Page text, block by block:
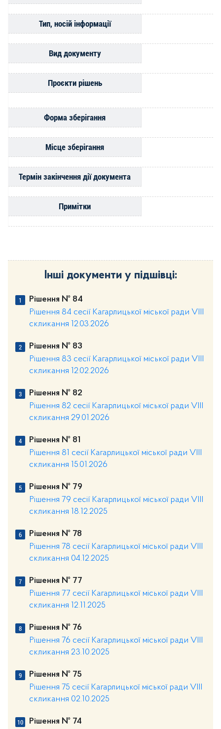
Тип, носій інформації
Вид документу
Проєкти рішень
Форма зберігання
Місце зберігання
Термін закінчення дії документа
Примітки
Інші документи у підшівці:
Рішення № 84
Рішення 84 сесії Кагарлицької міської ради VIII
скликання 12.03.2026
Рішення № 83
Рішення 83 сесії Кагарлицької міської ради VIII
скликання 12.02.2026
Рішення № 82
Рішення 82 сесії Кагарлицької міської ради VIII
скликання 29.01.2026
Рішення № 81
Рішення 81 сесії Кагарлицької міської ради VIII
скликання 15.01.2026
Рішення № 79
Рішення 79 сесії Кагарлицької міської ради VIII
скликання 18.12.2025
Рішення № 78
Рішення 78 сесії Кагарлицької міської ради VIII
скликання 04.12.2025
Рішення № 77
Рішення 77 сесії Кагарлицької міської ради VIII
скликання 12.11.2025
Рішення № 76
Рішення 76 сесії Кагарлицької міської ради VIII
скликання 23.10.2025
Рішення № 75
Рішення 75 сесії Кагарлицької міської ради VIII
скликання 02.10.2025
Рішення № 74